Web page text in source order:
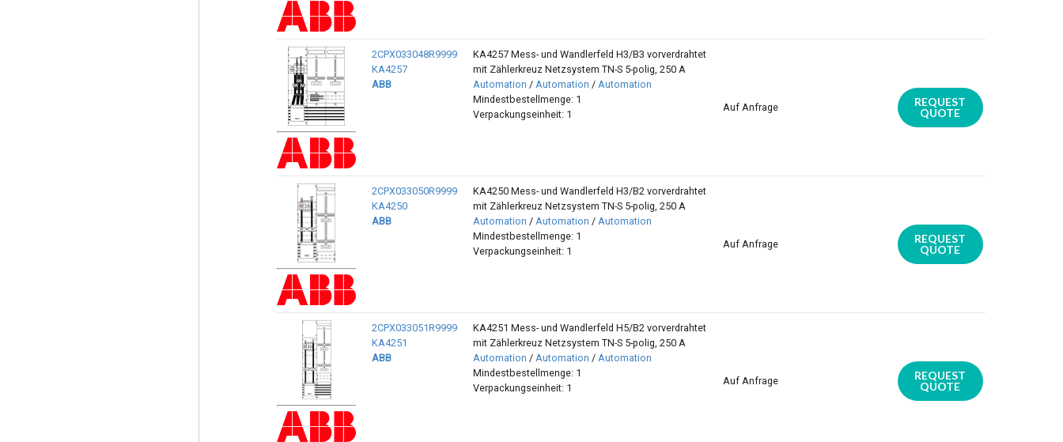
2CPX033048R9999
KA4257
ABB
KA4257 Mess- und Wandlerfeld H3/B3 vorverdrahtet
mit Zählerkreuz Netzsystem TN-S 5-polig, 250 A
Automation / Automation / Automation
Mindestbestellmenge: 1
Verpackungseinheit: 1
Auf Anfrage
REQUEST
QUOTE
2CPX033050R9999
KA4250
ABB
KA4250 Mess- und Wandlerfeld H3/B2 vorverdrahtet
mit Zählerkreuz Netzsystem TN-S 5-polig, 250 A
Automation / Automation / Automation
Mindestbestellmenge: 1
Verpackungseinheit: 1
Auf Anfrage
REQUEST
QUOTE
2CPX033051R9999
KA4251
ABB
KA4251 Mess- und Wandlerfeld H5/B2 vorverdrahtet
mit Zählerkreuz Netzsystem TN-S 5-polig, 250 A
Automation / Automation / Automation
Mindestbestellmenge: 1
Verpackungseinheit: 1
Auf Anfrage
REQUEST
QUOTE